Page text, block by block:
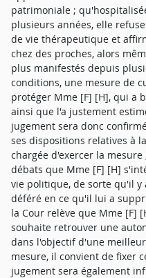
patrimoniale ;
plusieurs années, elle
de vie thérapeutique et
chez des proches, alors
plus manifestés depuis
conditions, une mesure de
protéger Mme [F] [H], qui a
ainsi que l'a justement
jugement sera donc
ses dispositions relatives à
chargée d'exercer la
débats que Mme [F] [H]
vie politique, de sorte qu'il
déféré en ce qu'il lui a
la Cour relève que Mme [F]
souhaite retrouver une
dans l'objectif d'une
mesure, il convient de fixer
jugement sera également